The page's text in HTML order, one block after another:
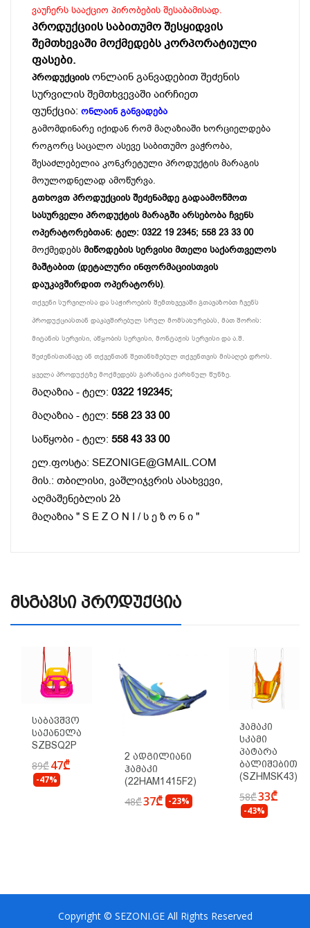
ვაუჩერს სააქციო პირობების შესაბამისად.
პროდუქციის საბითუმო შესყიდვის
შემთხევაში მოქმედებს კორპორატიული
ფასები.
პროდუქციის ონლაინ განვადებით შეძენის
სურვილის შემთხვევაში აირჩიეთ
ფუნქცია: ონლაინ განვადება
გამომდინარე იქიდან რომ მაღაზიაში ხორციელდება
როგორც საცალო ასევე საბითუმო ვაჭრობა,
შესაძლებელია კონკრეტული პროდუქტის მარაგის
მოულოდნელად ამოწურვა.
გთხოვთ პროდუქციის შეძენამდე გადაამოწმოთ
სასურველი პროდუქტის მარაგში არსებობა ჩვენს
ოპერატორებთან: ტელ: 0322 19 2345; 558 23 33 00
მოქმედებს მიწოდების სერვისი მთელი საქართველოს
მაშტაბით (დეტალური ინფორმაციისთვის
დაუკავშირდით ოპერატორს).
თქვენი სურვილისა და საჭიროების შემთხვევაში გთავაზობთ ჩვენს
პროდუქციასთან დაკავშირებულ სრულ მომსახურებას, მათ შორის:
მიტანის სერვისი, აწყობის სერვისი, მონტაჟის სერვისი და ა.შ.
შეძენისთანავე ან თქვენთან შეთანხმებულ თქვენთვის მისაღებ დროს.
ყველა პროდუქტზე მოქმედებს გარანტია ქარხნულ წუნზე.
მაღაზია - ტელ: 0322 192345;
მაღაზია - ტელ: 558 23 33 00
საწყობი - ტელ: 558 43 33 00
ელ.ფოსტა: SEZONIGE@GMAIL.COM
მის.: თბილისი, ვაშლიჯვრის ასახვევი,
აღმაშენებლის 2ბ
მაღაზია " S E Z O N I / ს ე ზ ო ნ ი "
Მსგავსი Პროდუქცია
Საბავშვო
Საქანელა
SZBSQ2P
89₾47₾
-47%
2 Ადგილიანი
Ჰამაკი
(22HAM1415F2)
48₾37₾ -23%
Ჰამაკი
Სკამი
Პატარა
Ბალიშებით
(SZHMSK43)
58₾33₾
-43%
Copyright © SEZONI.GE All Rights Reserved